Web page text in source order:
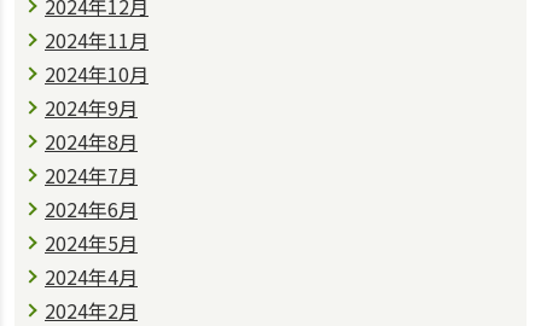
2024年12月
2024年11月
2024年10月
2024年9月
2024年8月
2024年7月
2024年6月
2024年5月
2024年4月
2024年2月